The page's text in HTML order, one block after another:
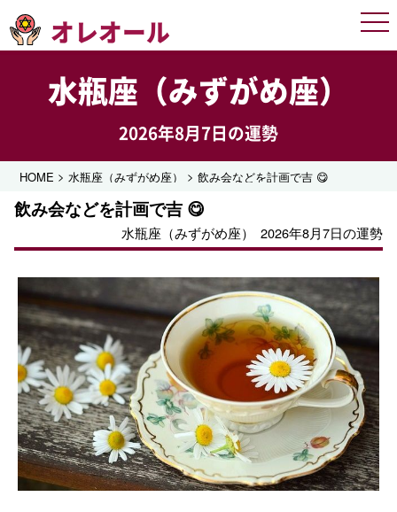
オレオール
水瓶座（みずがめ座）
2026年8月7日の運勢
HOME >水瓶座（みずがめ座） >飲み会などを計画で吉 😋
飲み会などを計画で吉 😋
水瓶座（みずがめ座） 2026年8月7日の運勢